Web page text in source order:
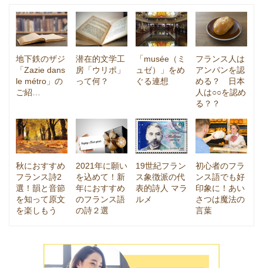
地下鉄のザジ
「Zazie dans
le métro」の
ご紹…
潜在的文学工
房「ウリポ」
って何？
「musée（ミ
ュゼ）」をめ
ぐる連想
フランス人は
アンパンを認
める？ 日本
人は○○を認め
る？？
秋におすすめ
フランス詩2
選！韻と音節
を知って原文
を楽しもう
2021年に願い
を込めて！新
年におすすめ
のフランス語
の詩２選
19世紀フラン
ス象徴派の代
表的詩人 マラ
ルメ
初心者のフラ
ンス語でも好
印象に！あい
さつは魔法の
言葉